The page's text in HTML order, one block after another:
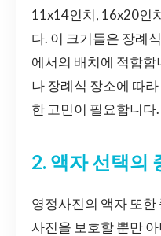
11x14인치, 16x20인
다. 이 크기들은 장례
에서의 배치에 적합합
나 장례식 장소에 따
한 고민이 필요합니다.
2. 액자 선택의
영정사진의 액자 또
사진을 보호할 뿐만